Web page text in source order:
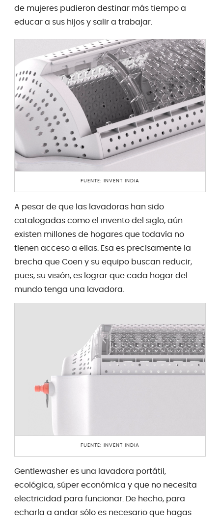
de mujeres pudieron destinar más tiempo a
educar a sus hijos y salir a trabajar.
FUENTE: INVENT INDIA
A pesar de que las lavadoras han sido
catalogadas como el invento del siglo, aún
existen millones de hogares que todavía no
tienen acceso a ellas. Esa es precisamente la
brecha que Coen y su equipo buscan reducir,
pues, su visión, es lograr que cada hogar del
mundo tenga una lavadora.
FUENTE: INVENT INDIA
Gentlewasher es una lavadora portátil,
ecológica, súper económica y que no necesita
electricidad para funcionar. De hecho, para
echarla a andar sólo es necesario que hagas